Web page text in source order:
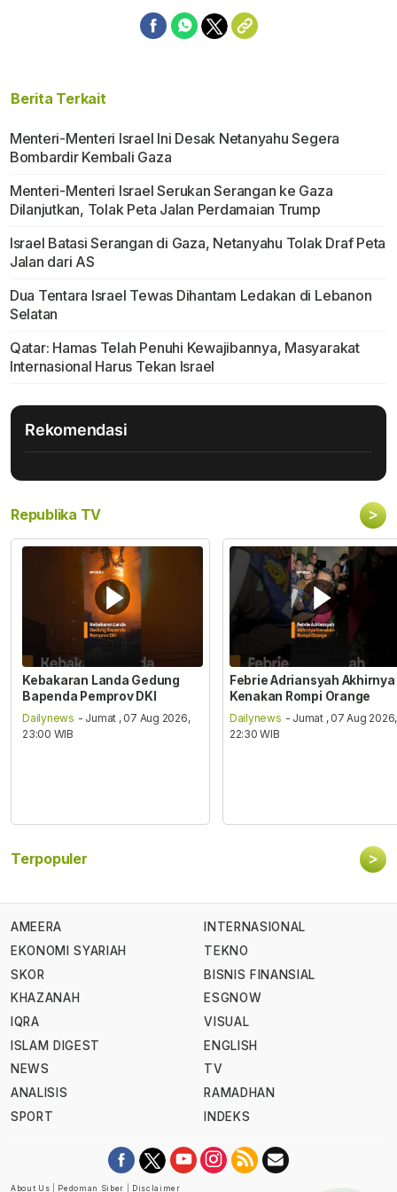
Berita Terkait
Menteri-Menteri Israel Ini Desak Netanyahu Segera
Bombardir Kembali Gaza
Menteri-Menteri Israel Serukan Serangan ke Gaza
Dilanjutkan, Tolak Peta Jalan Perdamaian Trump
Israel Batasi Serangan di Gaza, Netanyahu Tolak Draf Peta
Jalan dari AS
Dua Tentara Israel Tewas Dihantam Ledakan di Lebanon
Selatan
Qatar: Hamas Telah Penuhi Kewajibannya, Masyarakat
Internasional Harus Tekan Israel
Rekomendasi
Republika TV >
Kebakaran Landa Gedung
Bapenda Pemprov DKI
Dailynews - Jumat , 07 Aug 2026,
23:00 WIB
Febrie Adriansyah Akhirnya
Kenakan Rompi Orange
Dailynews - Jumat , 07 Aug 2026,
22:30 WIB
Terpopuler >
AMEERA
EKONOMI SYARIAH
SKOR
KHAZANAH
IQRA
ISLAM DIGEST
NEWS
ANALISIS
SPORT
INTERNASIONAL
TEKNO
BISNIS FINANSIAL
ESGNOW
VISUAL
ENGLISH
TV
RAMADHAN
INDEKS
About Us Pedoman Siber Disclaimer